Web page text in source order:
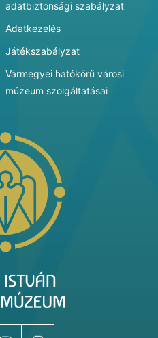
adatbiztonsági szabályzat
Adatkezelés
Játékszabályzat
Vármegyei hatókörű városi
múzeum szolgáltatásai